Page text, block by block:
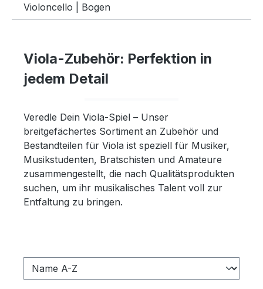
Violoncello | Bogen
Viola-Zubehör: Perfektion in
jedem Detail
Veredle Dein Viola-Spiel – Unser
breitgefächertes Sortiment an Zubehör und
Bestandteilen für Viola ist speziell für Musiker,
Musikstudenten, Bratschisten und Amateure
zusammengestellt, die nach Qualitätsprodukten
suchen, um ihr musikalisches Talent voll zur
Entfaltung zu bringen.